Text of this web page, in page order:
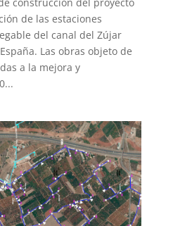
de las estaciones
del canal del Zújar
Las obras objeto de
a la mejora y